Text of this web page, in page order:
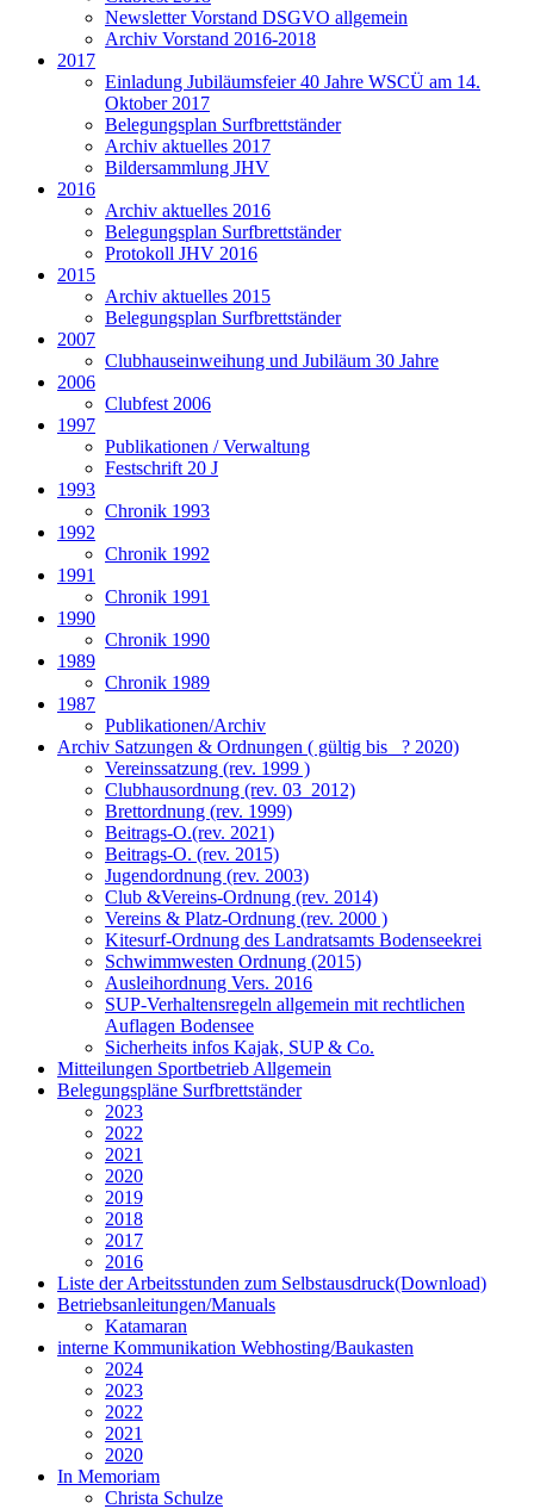
Newsletter Vorstand DSGVO allgemein
Archiv Vorstand 2016-2018
2017
Einladung Jubiläumsfeier 40 Jahre WSCÜ am 14.
Oktober 2017
Belegungsplan Surfbrettständer
Archiv aktuelles 2017
Bildersammlung JHV
2016
Archiv aktuelles 2016
Belegungsplan Surfbrettständer
Protokoll JHV 2016
2015
Archiv aktuelles 2015
Belegungsplan Surfbrettständer
2007
Clubhauseinweihung und Jubiläum 30 Jahre
2006
Clubfest 2006
1997
Publikationen / Verwaltung
Festschrift 20 J
1993
Chronik 1993
1992
Chronik 1992
1991
Chronik 1991
1990
Chronik 1990
1989
Chronik 1989
1987
Publikationen/Archiv
Archiv Satzungen & Ordnungen ( gültig bis _? 2020)
Vereinssatzung (rev. 1999 )
Clubhausordnung (rev. 03_2012)
Brettordnung (rev. 1999)
Beitrags-O.(rev. 2021)
Beitrags-O. (rev. 2015)
Jugendordnung (rev. 2003)
Club &Vereins-Ordnung (rev. 2014)
Vereins & Platz-Ordnung (rev. 2000 )
Kitesurf-Ordnung des Landratsamts Bodenseekrei
Schwimmwesten Ordnung (2015)
Ausleihordnung Vers. 2016
SUP-Verhaltensregeln allgemein mit rechtlichen
Auflagen Bodensee
Sicherheits infos Kajak, SUP & Co.
Mitteilungen Sportbetrieb Allgemein
Belegungspläne Surfbrettständer
2023
2022
2021
2020
2019
2018
2017
2016
Liste der Arbeitsstunden zum Selbstausdruck(Download)
Betriebsanleitungen/Manuals
Katamaran
interne Kommunikation Webhosting/Baukasten
2024
2023
2022
2021
2020
In Memoriam
Christa Schulze